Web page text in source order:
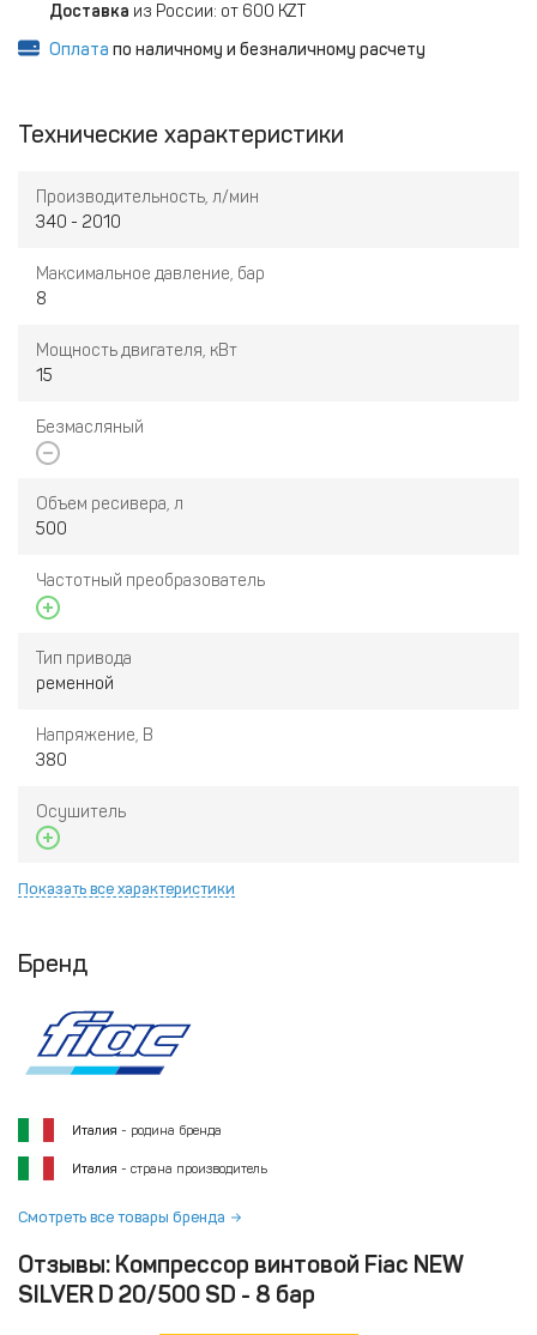
Доставка из России: от 600 KZT
Оплата по наличному и безналичному расчету
Технические характеристики
Производительность, л/мин
340 - 2010
Максимальное давление, бар
8
Мощность двигателя, кВт
15
Безмасляный
Объем ресивера, л
500
Частотный преобразователь
Тип привода
ременной
Напряжение, В
380
Осушитель
Показать все характеристики
Бренд
Италия - родина бренда
Италия - страна производитель
Смотреть все товары бренда
Отзывы: Компрессор винтовой Fiac NEW
SILVER D 20/500 SD - 8 бар